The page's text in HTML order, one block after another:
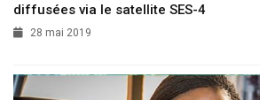
diffusées via le satellite SES-4
28 mai 2019